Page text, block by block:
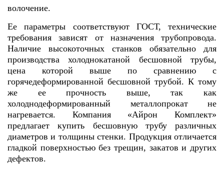
волочение.
Ее параметры соответствуют ГОСТ, технические
требования зависят от назначения трубопровода.
Наличие высокоточных станков обязательно для
производства холоднокатаной бесшовной трубы,
цена которой выше по сравнению с
горячедеформированной бесшовной трубой. К тому
же ее прочность выше, так как
холоднодеформированный металлопрокат не
нагревается. Компания «Айрон Комплект»
предлагает купить бесшовную трубу различных
диаметров и толщины стенки. Продукция отличается
гладкой поверхностью без трещин, закатов и других
дефектов.